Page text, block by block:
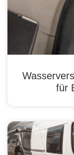
für